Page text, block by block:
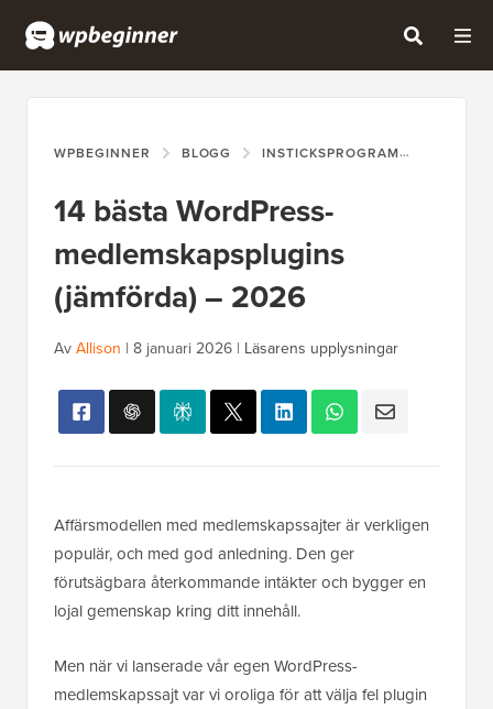
WPBEGINNER BLOGG INSTICKSPROGRAM
14 bästa WordPress-
medlemskapsplugins
(jämförda) – 2026
AvAllison | 8 januari 2026 | Läsarens upplysningar
Affärsmodellen med medlemskapssajter är verkligen
populär, och med god anledning. Den ger
förutsägbara återkommande intäkter och bygger en
lojal gemenskap kring ditt innehåll.
Men när vi lanserade vår egen WordPress-
medlemskapssajt var vi oroliga för att välja fel plugin